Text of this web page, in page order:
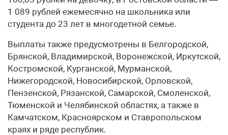
1 089 рублей ежемесячно на школьника или
студента до 23 лет в многодетной семье.
Выплаты также предусмотрены в Белгородской,
Брянской, Владимирской, Воронежской, Иркутской,
Костромской, Курганской, Мурманской,
Нижегородской, Новосибирской, Орловской,
Пензенской, Рязанской, Самарской, Смоленской,
Тюменской и Челябинской областях, а также в
Камчатском, Красноярском и Ставропольском
краях и ряде республик.